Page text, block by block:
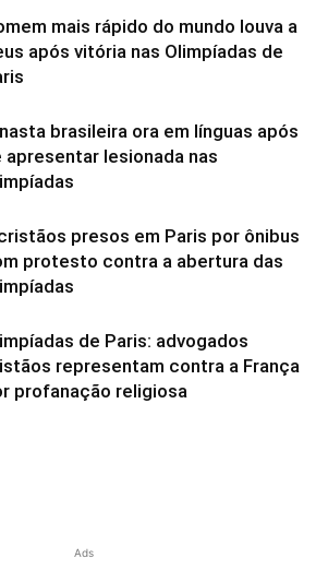
mais rápido do mundo louva a
após vitória nas Olimpíadas de
brasileira ora em línguas após
apresentar lesionada nas
presos em Paris por ônibus
protesto contra a abertura das
de Paris: advogados
representam contra a França
profanação religiosa
Ads